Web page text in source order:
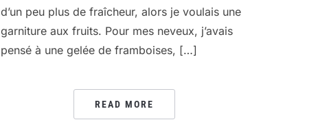
d’un peu plus de fraîcheur, alors je voulais une
garniture aux fruits. Pour mes neveux, j’avais
pensé à une gelée de framboises, […]
READ MORE